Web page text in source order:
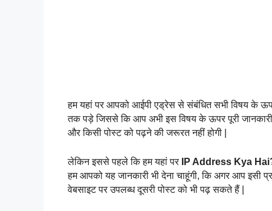
हम यहां पर आपको आईपी एड्रेस से संबंधित सभी विषय के
तक पड़े जिससे कि आप अभी इस विषय के ऊपर पूरी
और किसी पोस्ट को पढ़ने की जरूरत नहीं होगी |
लेकिन इससे पहले कि हम यहां पर IP Address Kya
हम आपको यह जानकारी भी देना चाहूंगी, कि अगर आप इसी
वेबसाइट पर उपलब्ध दूसरी पोस्ट को भी पढ़ सकते हैं |